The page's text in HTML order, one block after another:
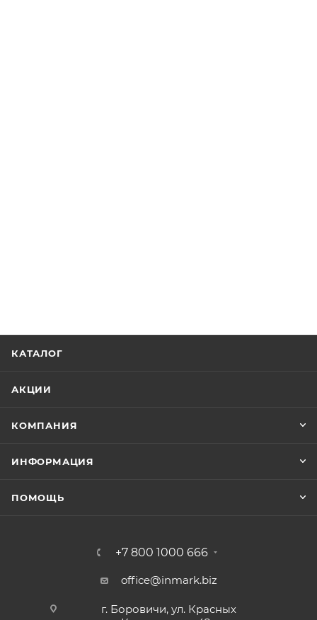
КАТАЛОГ
АКЦИИ
КОМПАНИЯ
ИНФОРМАЦИЯ
ПОМОЩЬ
+7 800 1000 666
office@inmark.biz
г. Боровичи, ул. Красных